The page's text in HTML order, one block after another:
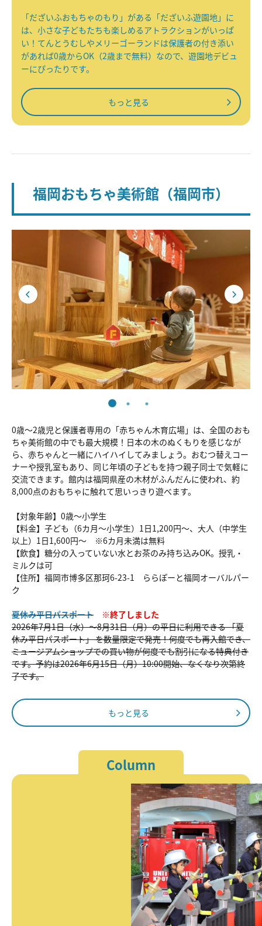
「だざいふおもちゃのもり」がある「だざいふ遊園地」に
は、小さな子どもたちも楽しめるアトラクションがいっぱ
い！てんとうむしやメリーゴーランドは保護者の付き添い
があれば0歳からOK（2歳まで無料）なので、遊園地デビュ
ーにぴったりです。
もっと見る
福岡おもちゃ美術館（福岡市）
0歳～2歳児と保護者専用の「赤ちゃん木育広場」は、全国のおも
ちゃ美術館の中でも最大規模！日本の木のぬくもりを感じなが
ら、赤ちゃんと一緒にハイハイしてみましょう。おむつ替えコー
ナーや授乳室もあり、同じ年頃の子どもを持つ親子同士で気軽に
交流できます。館内は福岡県産の木材がふんだんに使われ、約
8,000点のおもちゃに触れて思いっきり遊べます。
【対象年齢】0歳～小学生
【料金】子ども（6カ月～小学生）1日1,200円～、大人（中学生
以上）1日1,600円～ ※6カ月未満は無料
【飲食】糖分の入っていない水とお茶のみ持ち込みOK。授乳・
ミルクは可
【住所】福岡市博多区那珂6-23-1 ららぽーと福岡オーバルパー
ク
夏休み平日パスポート ※終了しました
2026年7月1日（水）〜8月31日（月）の平日に利用できる 「夏
休み平日パスポート」 を数量限定で発売！何度でも再入館でき、
ミュージアムショップでの買い物が何度でも割引になる特典付き
です。予約は2026年6月15日（月）10:00開始、なくなり次第終
了です。
もっと見る
Column